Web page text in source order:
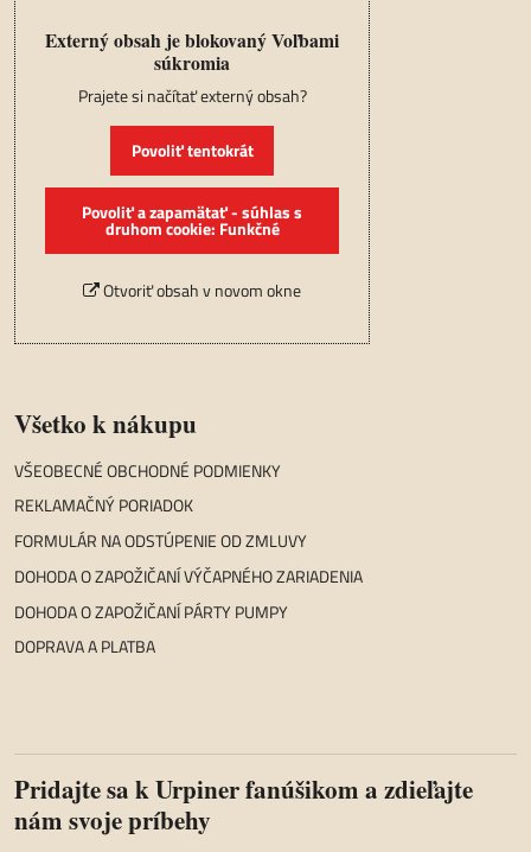
Externý obsah je blokovaný Voľbami
súkromia
Prajete si načítať externý obsah?
Povoliť tentokrát
Povoliť a zapamätať - súhlas s
druhom cookie: Funkčné
Otvoriť obsah v novom okne
Všetko k nákupu
VŠEOBECNÉ OBCHODNÉ PODMIENKY
REKLAMAČNÝ PORIADOK
FORMULÁR NA ODSTÚPENIE OD ZMLUVY
DOHODA O ZAPOŽIČANÍ VÝČAPNÉHO ZARIADENIA
DOHODA O ZAPOŽIČANÍ PÁRTY PUMPY
DOPRAVA A PLATBA
Pridajte sa k Urpiner fanúšikom a zdieľajte
nám svoje príbehy